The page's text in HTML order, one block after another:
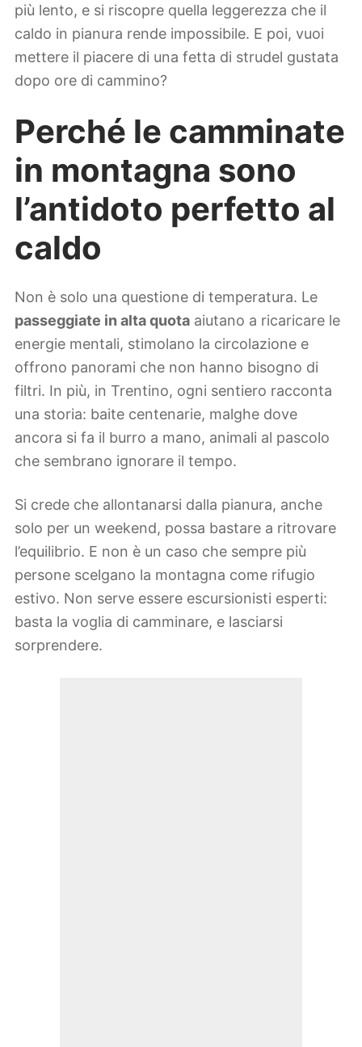
più lento, e si riscopre quella leggerezza che il
caldo in pianura rende impossibile. E poi, vuoi
mettere il piacere di una fetta di strudel gustata
dopo ore di cammino?
Perché le camminate
in montagna sono
l’antidoto perfetto al
caldo
Non è solo una questione di temperatura. Le
passeggiate in alta quota aiutano a ricaricare le
energie mentali, stimolano la circolazione e
offrono panorami che non hanno bisogno di
filtri. In più, in Trentino, ogni sentiero racconta
una storia: baite centenarie, malghe dove
ancora si fa il burro a mano, animali al pascolo
che sembrano ignorare il tempo.
Si crede che allontanarsi dalla pianura, anche
solo per un weekend, possa bastare a ritrovare
l’equilibrio. E non è un caso che sempre più
persone scelgano la montagna come rifugio
estivo. Non serve essere escursionisti esperti:
basta la voglia di camminare, e lasciarsi
sorprendere.